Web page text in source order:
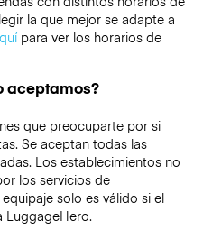
la que mejor se adapte a
para ver los horarios de
aceptamos?
que preocuparte por si
Se aceptan todas las
Los establecimientos no
los servicios de
solo es válido si el
LuggageHero.